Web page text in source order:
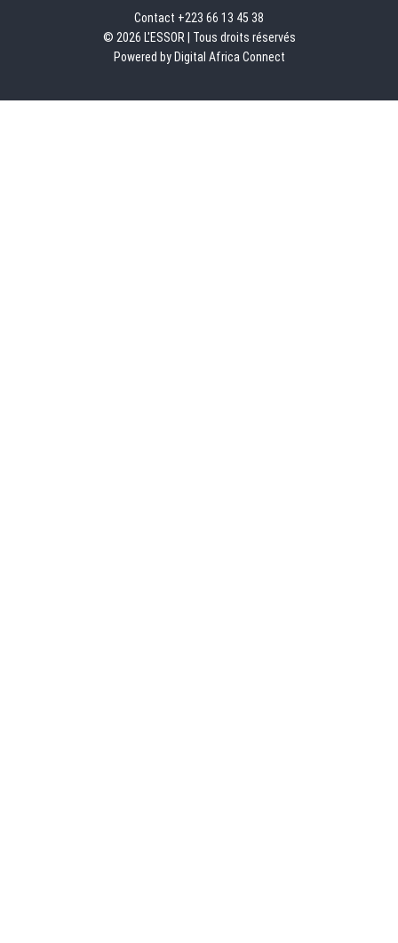
Contact +223 66 13 45 38
© 2026 L'ESSOR | Tous droits réservés
Powered by Digital Africa Connect